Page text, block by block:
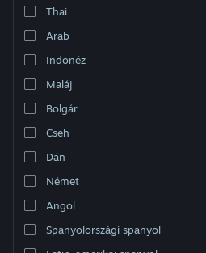
Asztali weboldalra váltás
Thai
Arab
Indonéz
Maláj
Bolgár
Cseh
Dán
Német
Angol
Spanyolországi spanyol